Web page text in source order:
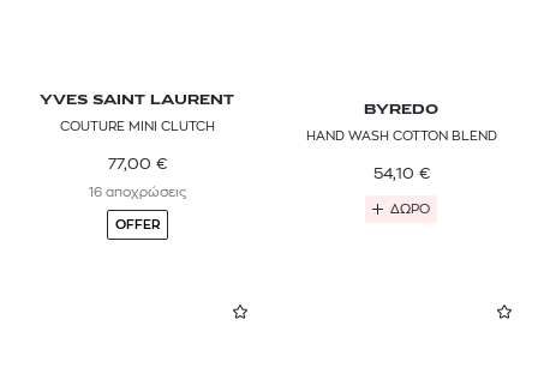
NINA RICCI
NIOXIN
YVES SAINT LAURENT
COUTURE MINI CLUTCH
77,00 €
16 αποχρώσεις
OFFER
BYREDO
HAND WASH COTTON BLEND
54,10 €
ΔΩΡΟ